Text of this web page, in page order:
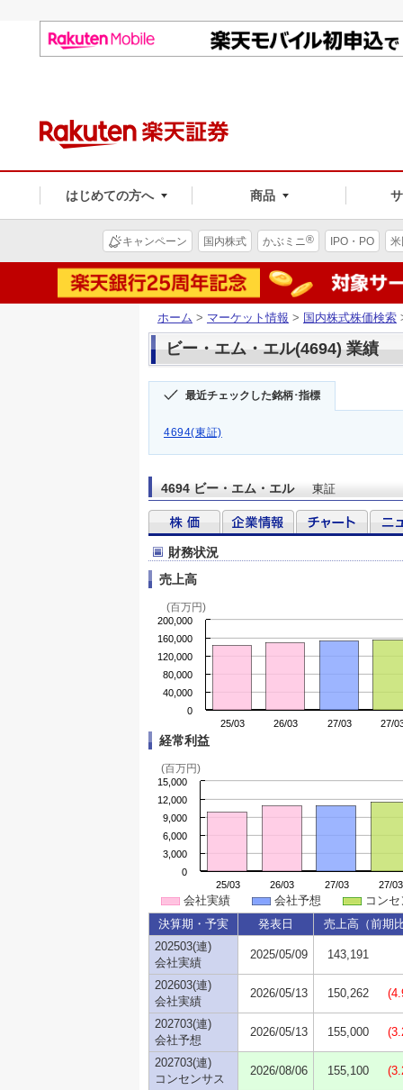
はじめての方へ 商品
キャンペーン 国内株式 かぶミニ® IPO・PO
ホーム > マーケット情報 > 国内株式株価検索
ビー・エム・エル(4694) 業績
最近チェックした銘柄･指標
4694(東証)
4694 ビー・エム・エル 東証